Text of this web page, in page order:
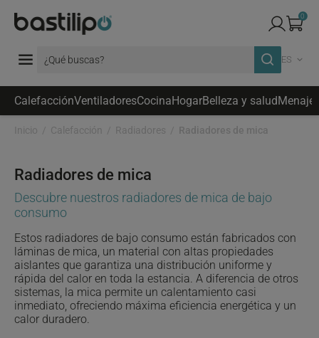
ES
0
CalefacciónVentiladoresCocinaHogarBelleza y saludMenaje
Inicio Calefacción Radiadores Radiadores de mica
Radiadores de mica
Descubre nuestros radiadores de mica de bajo
consumo
Estos radiadores de bajo consumo están fabricados con
láminas de mica, un material con altas propiedades
aislantes que garantiza una distribución uniforme y
rápida del calor en toda la estancia. A diferencia de otros
sistemas, la mica permite un calentamiento casi
inmediato, ofreciendo máxima eficiencia energética y un
calor duradero.